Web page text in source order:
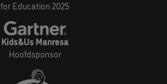
for Education 2025
Kids&Us Manresa
Hoofdsponsor